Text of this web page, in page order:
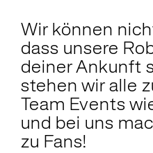
Wir können
dass unsere
deiner Ankunft
stehen wir alle
Team Events
und bei uns
zu Fans!